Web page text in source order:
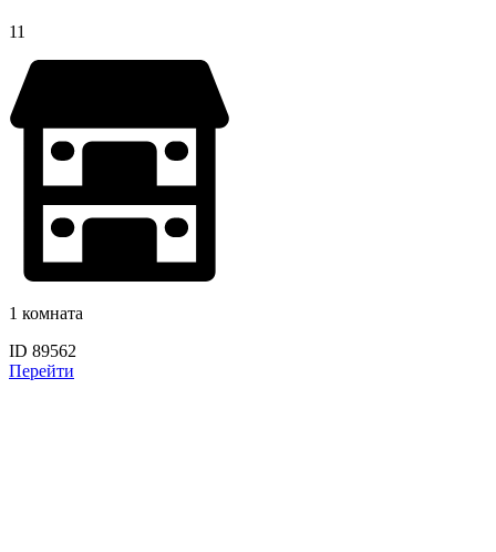
11
1 комната
ID 89562
Перейти